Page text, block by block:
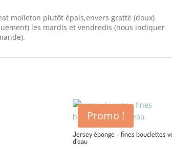
molleton plutôt épais,envers gratté (doux)
les mardis et vendredis (nous indiquer
Promo !
Jersey éponge – fines bouclettes
d’eau